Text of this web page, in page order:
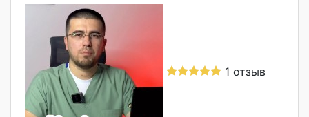
1 отзыв